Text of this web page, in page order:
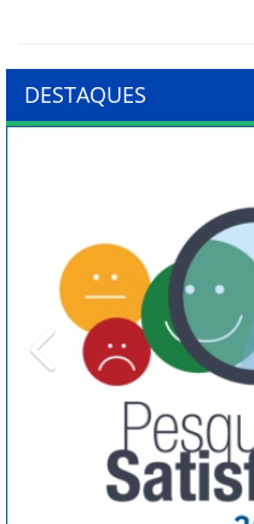
DESTAQUES
Previous